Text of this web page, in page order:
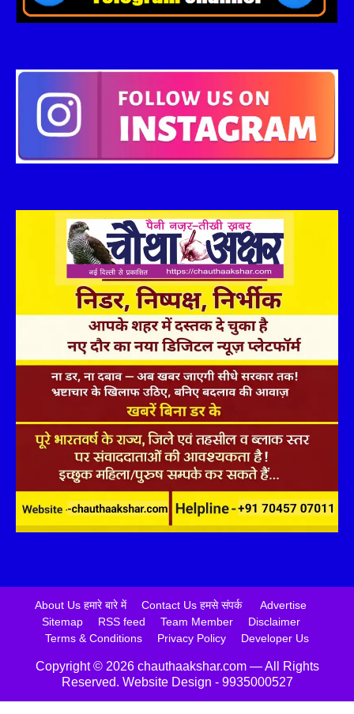
About Us हमारे बारे में Contact Us हमसे संपर्क
Advertise
Sitemap
RSS feed Team Member
Disclaimer
Terms & Conditions
Privacy Policy Developer Us
Copyright ©️ 2026 chauthaakshar.com — All Rights
Reserved. Website Design - 9935000527